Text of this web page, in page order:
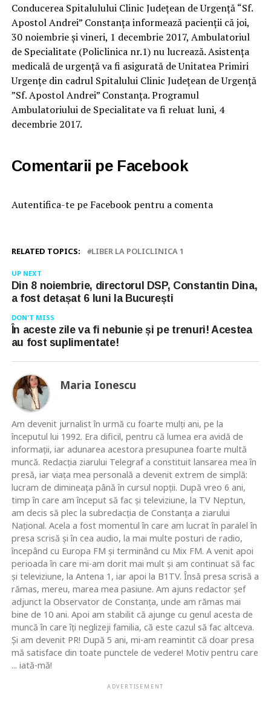
Conducerea Spitalulului Clinic Județean de Urgență “Sf.
Apostol Andrei” Constanța informează pacienții că joi,
30 noiembrie și vineri, 1 decembrie 2017, Ambulatoriul
de Specialitate (Policlinica nr.1) nu lucrează. Asistența
medicală de urgență va fi asigurată de Unitatea Primiri
Urgențe din cadrul Spitalului Clinic Județean de Urgență
”Sf. Apostol Andrei” Constanța. Programul
Ambulatoriului de Specialitate va fi reluat luni, 4
decembrie 2017.
Comentarii pe Facebook
Autentifica-te pe Facebook pentru a comenta
RELATED TOPICS: LIBER LA POLICLINICA 1
UP NEXT
Din 8 noiembrie, directorul DSP, Constantin Dina,
a fost detașat 6 luni la București
DON'T MISS
În aceste zile va fi nebunie și pe trenuri! Acestea
au fost suplimentate!
Maria Ionescu
Am devenit jurnalist în urmă cu foarte mulţi ani, pe la
începutul lui 1992. Era dificil, pentru că lumea era avidă de
informaţii, iar adunarea acestora presupunea foarte multă
muncă. Redacţia ziarului Telegraf a constituit lansarea mea în
presă, iar viaţa mea personală a devenit extrem de simplă:
lucram de dimineaţa până în cursul nopţii. După vreo 6 ani,
timp în care am început să fac şi televiziune, la TV Neptun,
am decis să plec la subredacţia de Constanţa a ziarului
Naţional. Acela a fost momentul în care am lucrat în paralel în
presa scrisă şi în cea audio, la mai multe posturi de radio,
începând cu Europa FM şi terminând cu Mix FM. A venit apoi
perioada în care mi-am dorit mai mult şi am continuat să fac
şi televiziune, la Antena 1, iar apoi la B1TV. Însă presa scrisă a
rămas, mereu, marea mea pasiune. Am ajuns redactor şef
adjunct la Observator de Constanţa, unde am rămas mai
bine de 10 ani. Apoi am stabilit că ajunge cu genul acesta de
muncă în care îţi neglizeji familia, că este cazul să fac altceva.
Şi am devenit PR! După 5 ani, mi-am reamintit că doar presa
mă satisface din toate punctele de vedere! Motiv pentru care
... iată-mă!
ADVERTISEMENT